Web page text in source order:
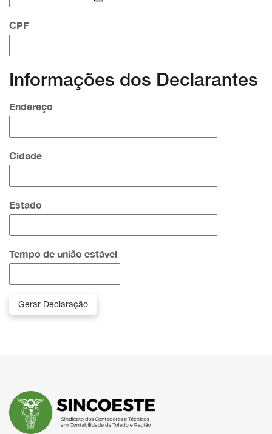
CPF
Informações dos Declarantes
Endereço
Cidade
Estado
Tempo de união estável